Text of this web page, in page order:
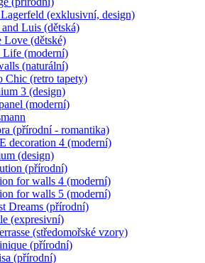
(exklusivní, design)
Luis (dětská)
Love (dětské)
(moderní)
(naturální)
Chic (retro tapety)
3 (design)
(moderní)
(přírodní - romantika)
decoration 4 (moderní)
(design)
(přírodní)
for walls 4 (moderní)
for walls 5 (moderní)
Dreams (přírodní)
(expresivní)
(středomořské vzory)
(přírodní)
(přírodní)